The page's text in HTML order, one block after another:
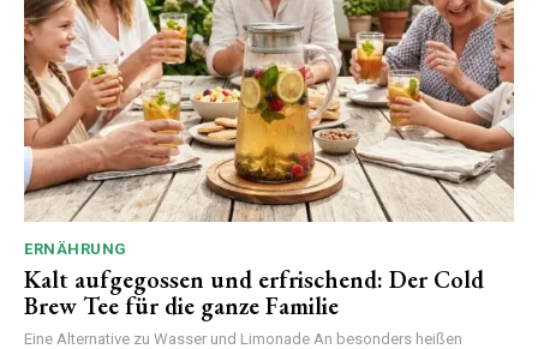
ERNÄHRUNG
Kalt aufgegossen und erfrischend: Der Cold
Brew Tee für die ganze Familie
Eine Alternative zu Wasser und Limonade An besonders heißen